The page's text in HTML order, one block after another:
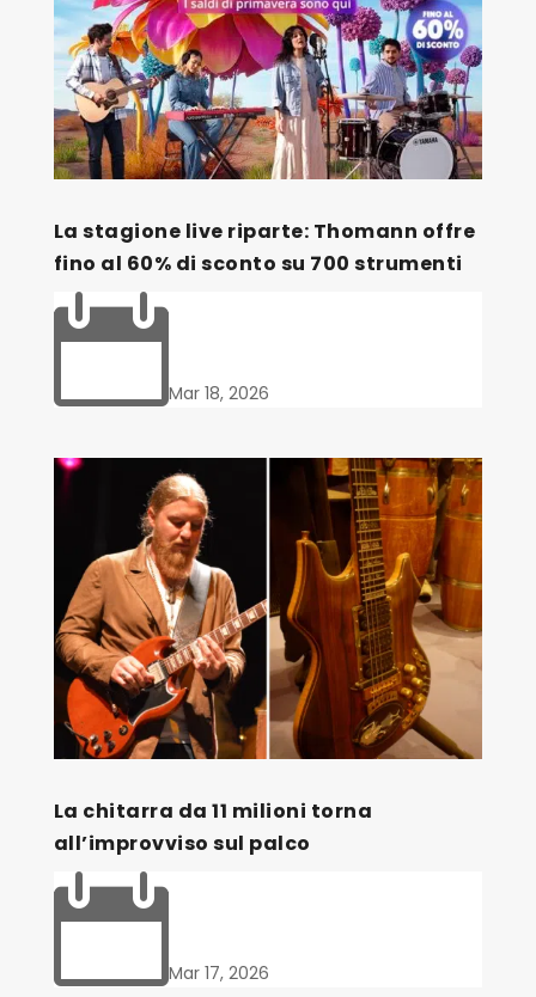
La stagione live riparte: Thomann offre
fino al 60% di sconto su 700 strumenti
Mar 18, 2026
La chitarra da 11 milioni torna
all’improvviso sul palco
Mar 17, 2026